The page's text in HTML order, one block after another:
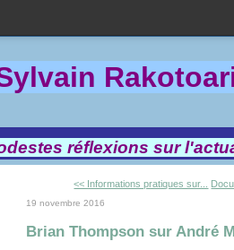
Rakotoa
réflexions sur
<< Informations pratiques sur...
19 novembre 2016
Brian Thompson sur André